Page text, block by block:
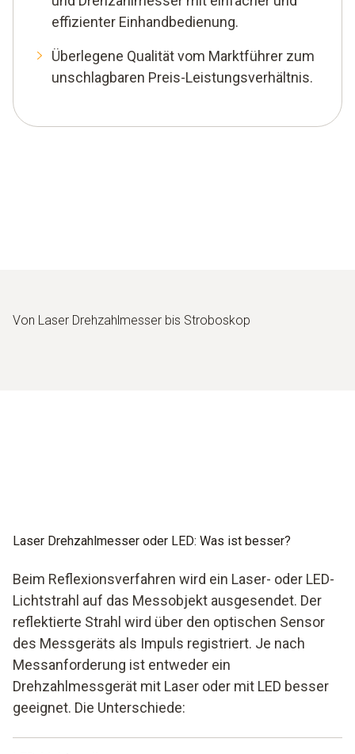
effizienter Einhandbedienung.
Überlegene Qualität vom Marktführer zum
unschlagbaren Preis-Leistungsverhältnis.
Von Laser Drehzahlmesser bis Stroboskop
Laser Drehzahlmesser oder LED: Was ist besser?
Beim Reflexionsverfahren wird ein Laser- oder LED-
Lichtstrahl auf das Messobjekt ausgesendet. Der
reflektierte Strahl wird über den optischen Sensor
des Messgeräts als Impuls registriert. Je nach
Messanforderung ist entweder ein
Drehzahlmessgerät mit Laser oder mit LED besser
geeignet. Die Unterschiede: